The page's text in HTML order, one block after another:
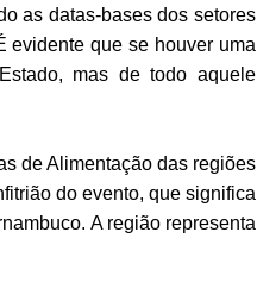
as datas-bases dos setores
evidente que se houver uma
mas de todo aquele
de Alimentação das regiões
do evento, que significa
A região representa